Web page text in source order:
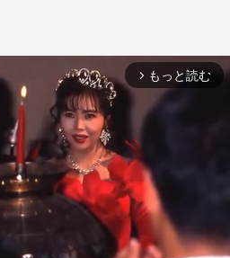
arrow_forward_ios もっと読む